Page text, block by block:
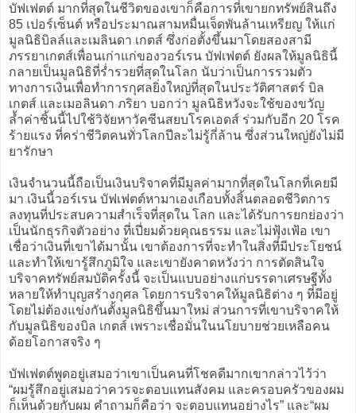
บัฟเฟตต์ มากที่สุดในชีวิตของเขาก็คือการที่เขายกทรัพย์สินถึง
85 เปอร์เซ็นต์ หรือประมาณสามหมื่นเจ็ดพันล้านเหรียญ ให้แก่
มูลนิธิบิลล์และเมลินดา เกตส์ ซึ่งก่อตั้งขึ้นมาโดยสองสามี
ภรรยาเกตส์เพื่อนเก่าแก่ของวอร์เรน บัฟเฟตต์ ยังผลให้มูลนิธินี้
กลายเป็นมูลนิธิที่ร่ำรวยที่สุดในโลก นับว่าเป็นการรวมตัว
ทางการเงินเพื่อทำการกุศลยิ่งใหญ่ที่สุดในประวัติศาสตร์ บิล
เกตส์ และเมอลินดา ภริยา บอกว่า มูลนิธิหวังจะใช้ของขวัญ
ล้ำค่าชิ้นนี้ไปใช้วิจัยหาวัคซีนสยบโรคเอดส์ ร่วมกับอีก 20 โรค
ร้ายแรง ที่คร่าชีวิตคนทั่วโลกปีละไม่รู้กี่ล้าน ซึ่งส่วนใหญ่ยังไม่มี
ยารักษา
เงินจำนวนนี้ถือเป็นเงินบริจาคที่มีมูลค่ามากที่สุดในโลกที่เคยมี
มา เงินนี้วอร์เรน บัฟเฟตต์หามาเองเกือบทั้งสิ้นตลอดชีวิตการ
ลงทุนที่ประสบความสำเร็จที่สุดใน โลก และได้รับการยกย่องว่า
เป็นนักธุรกิจตัวอย่าง ที่เปี่ยมด้วยคุณธรรม และไม่ฟุ้งเฟ้อ เขา
เชื่อว่าเงินที่เขาได้มานั้น เขาต้องการที่จะทำในสิ่งที่มีประโยชน์
และทำให้เขารู้สึกภูมิใจ และเขายังคาดหวังว่า การตัดสินใจ
บริจาคทรัพย์สมบัติครั้งนี้ จะเป็นแบบอย่างแก่บรรดาเศรษฐีทั้ง
หลายให้ทำบุญสร้างกุศล โดยการบริจาคให้มูลนิธิต่าง ๆ ที่มีอยู่
โดยไม่ต้องแข่งกันตั้งมูลนิธิขึ้นมาใหม่ ส่วนการที่เขาบริจาคให้
กับมูลนิธิของบิล เกตส์ เพราะเชื่อมั่นในนโยบายช่วยเหลือคน
ด้อยโอกาสจริง ๆ
บัฟเฟตต์พูดอยู่เสมอว่าเขาเป็นคนที่โชคดีมากเขากล่าวไว้ว่า
“ผมรู้สึกอยู่เสมอว่าควรจะตอบแทนสังคม และครอบครัวของผม
ก็เห็นด้วยกับผม คำถามก็คือว่า จะตอบแทนอย่างไร” และ“ผม